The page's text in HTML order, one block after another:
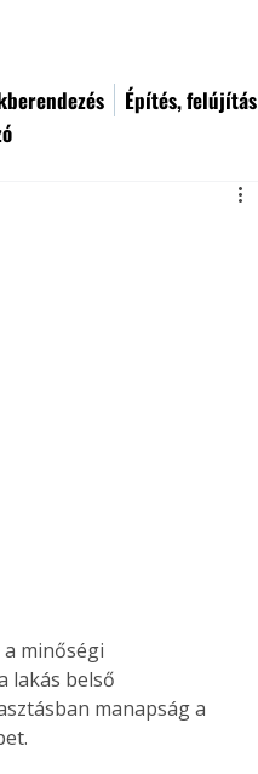
Építés, felújítás
minőségi
lakás belső
manapság a